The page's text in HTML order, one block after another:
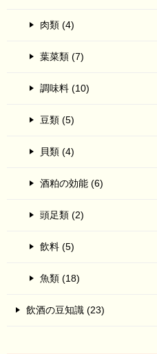
肉類 (4)
葉菜類 (7)
調味料 (10)
豆類 (5)
貝類 (4)
酒粕の効能 (6)
頭足類 (2)
飲料 (5)
魚類 (18)
飲酒の豆知識 (23)